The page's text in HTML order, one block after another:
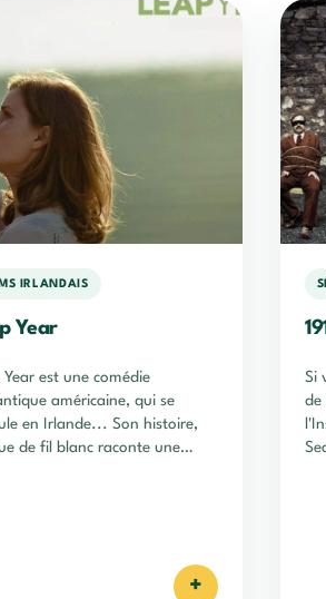
IRLANDAIS
Year
Year est une comédie
américaine, qui se
en Irlande... Son histoire,
de fil blanc raconte une
+
Si
de